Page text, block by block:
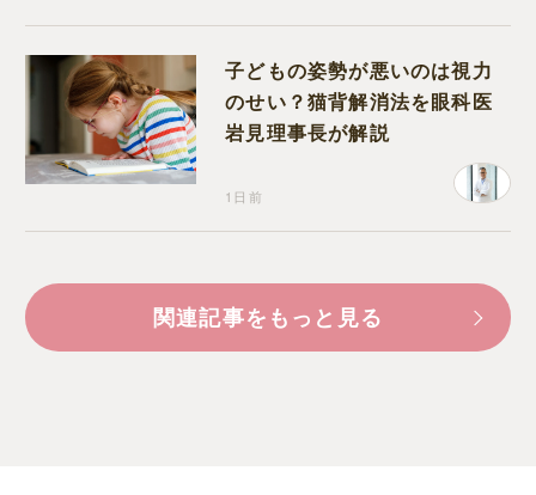
子どもの姿勢が悪いのは視力
のせい？猫背解消法を眼科医
岩見理事長が解説
1日前
関連記事をもっと見る